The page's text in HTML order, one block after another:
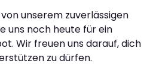
unserem zuverlässigen
uns noch heute für ein
Wir freuen uns darauf, dich
zu dürfen.